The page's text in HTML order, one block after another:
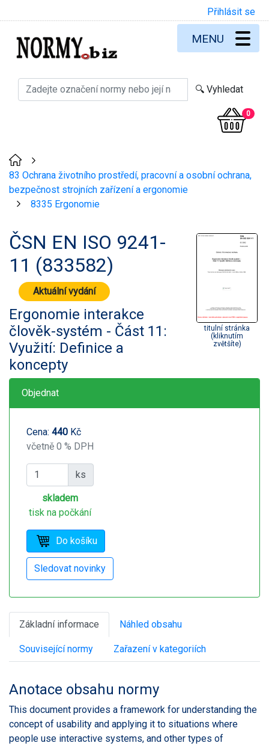
Přihlásit se
0
MENU
83 Ochrana životního prostředí, pracovní a osobní ochrana,
bezpečnost strojních zařízení a ergonomie
8335 Ergonomie
ČSN EN ISO 9241-
11 (833582)
Aktuální vydání
Ergonomie interakce
člověk-systém - Část 11:
Využití: Definice a
koncepty
titulní stránka
(kliknutím
zvětšíte)
Objednat
Cena: 440 Kč
včetně 0 % DPH
ks
skladem
tisk na počkání
Základní informace Náhled obsahu
Související normy Zařazení v kategoriích
Anotace obsahu normy
This document provides a framework for understanding the
concept of usability and applying it to situations where
people use interactive systems, and other types of